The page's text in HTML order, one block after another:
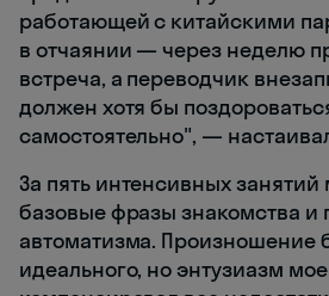
работающей с китайскими
в отчаянии — через неделю
встреча, а переводчик
должен хотя бы
самостоятельно", —
За пять интенсивных
базовые фразы знакомства и
автоматизма. Произношение
идеального, но энтузиазм